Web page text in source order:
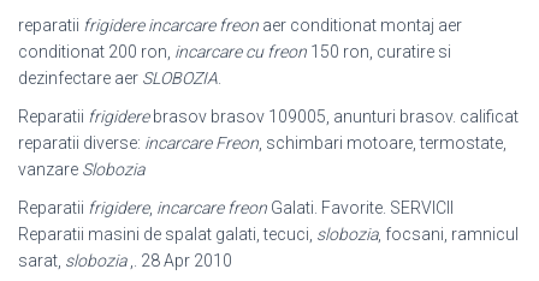
reparatii frigidere incarcare freon aer conditionat montaj aer
conditionat 200 ron, incarcare cu freon 150 ron, curatire si
dezinfectare aer SLOBOZIA
Reparatii frigiderebrasov brasov 109005, anunturi brasov. calificat
reparatii diverse: incarcare Freon , schimbari motoare, termostate,
vanzare Slobozia
Reparatii frigidere, incarcare freon Galati. Favorite. SERVICII
Reparatii masini de spalat galati, tecuci, slobozia, focsani, ramnicul
sarat, slobozia,. 28 Apr 2010